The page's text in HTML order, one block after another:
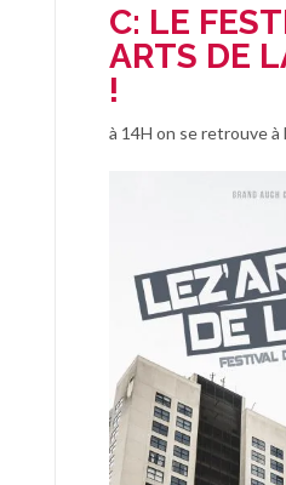
C: LE
ARTS DE
!
à 14H on se retrouve à